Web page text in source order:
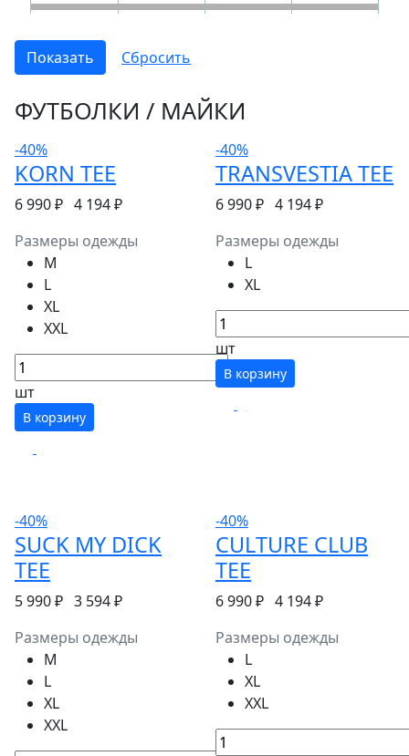
ФУТБОЛКИ / МАЙКИ
-40%
KORN TEE
6 990 ₽ 4 194 ₽
Размеры одежды
M
L
XL
XXL
шт
В корзину
-40%
TRANSVESTIA TEE
6 990 ₽ 4 194 ₽
Размеры одежды
L
XL
шт
В корзину
-40%
SUCK MY DICK
TEE
5 990 ₽ 3 594 ₽
Размеры одежды
M
L
XL
XXL
-40%
CULTURE CLUB
TEE
6 990 ₽ 4 194 ₽
Размеры одежды
L
XL
XXL